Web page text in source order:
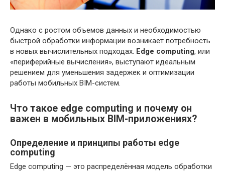
Однако с ростом объемов данных и необходимостью
быстрой обработки информации возникает потребность
в новых вычислительных подходах. Edge computing, или
«периферийные вычисления», выступают идеальным
решением для уменьшения задержек и оптимизации
работы мобильных BIM-систем.
Что такое edge computing и почему он
важен в мобильных BIM-приложениях?
Определение и принципы работы edge
computing
Edge computing — это распределённая модель обработки